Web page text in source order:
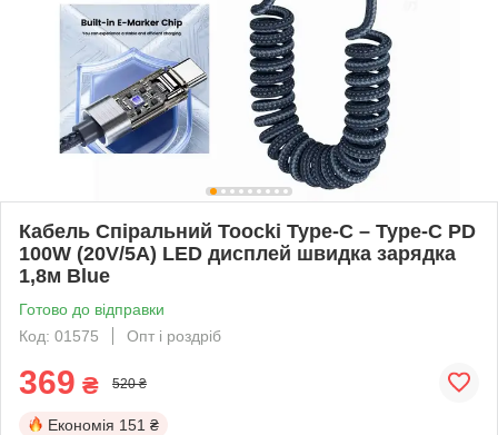
Кабель Спіральний Toocki Type-C – Type-C PD
100W (20V/5A) LED дисплей швидка зарядка
1,8м Blue
Готово до відправки
Код: 01575
Опт і роздріб
369 ₴ 520 ₴
Економія 151 ₴